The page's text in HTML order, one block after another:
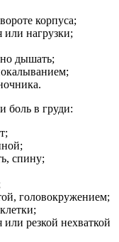
корпуса;
или нагрузки;
дышать;
боль в груди:
спину;
головокружением;
или резкой нехваткой